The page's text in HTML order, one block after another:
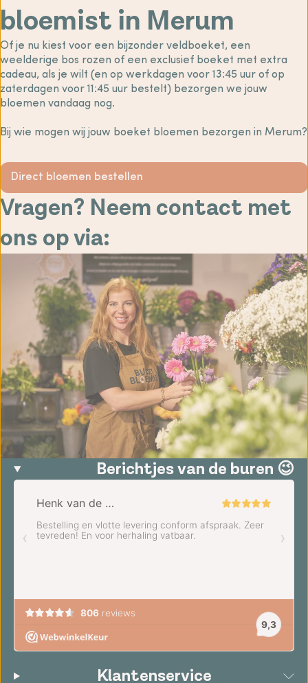
bloemist in Merum
Of je nu kiest voor een bijzonder veldboeket, een
weelderige bos rozen of een exclusief boeket met extra
cadeau, als je wilt (en op werkdagen voor 13:45 uur of op
zaterdagen voor 11:45 uur bestelt) bezorgen we jouw
bloemen vandaag nog.
Bij wie mogen wij jouw boeket bloemen bezorgen in Merum?
Direct bloemen bestellen
Vragen? Neem contact met
ons op via:
Berichtjes van de buren 😉
Klantenservice